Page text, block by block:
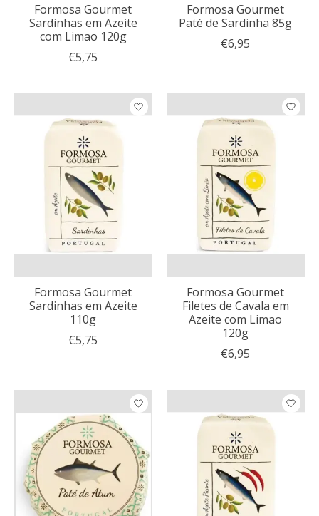
Formosa Gourmet
Sardinhas em Azeite
com Limao 120g
€5,75
Formosa Gourmet
Paté de Sardinha 85g
€6,95
Formosa Gourmet
Sardinhas em Azeite
110g
€5,75
Formosa Gourmet
Filetes de Cavala em
Azeite com Limao
120g
€6,95